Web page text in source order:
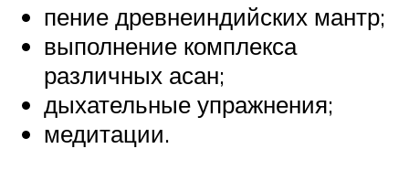
пение древнеиндийских мантр;
выполнение комплекса
различных асан;
дыхательные упражнения;
медитации.